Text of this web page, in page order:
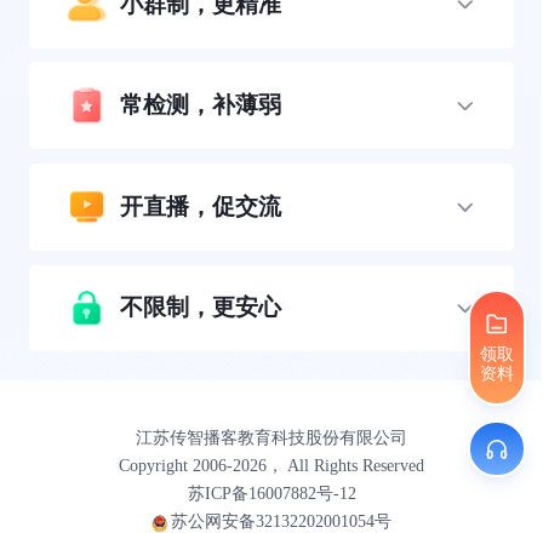
领取
资料
常检测，补薄弱
开直播，促交流
不限制，更安心
江苏传智播客教育科技股份有限公司
Copyright 2006-2026， All Rights Reserved
苏ICP备16007882号-12
苏公网安备32132202001054号